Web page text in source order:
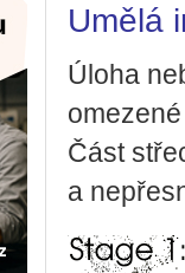
Umělá
Úloha
Část
a